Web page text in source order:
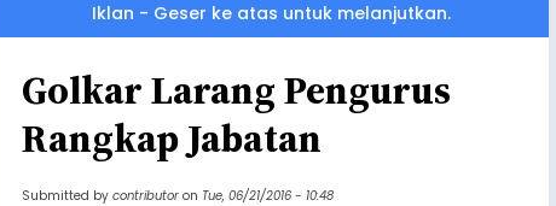
Iklan - Geser ke atas untuk melanjutkan.
Golkar Larang Pengurus
Rangkap Jabatan
Submitted by contributor on Tue, 06/21/2016 - 10:48